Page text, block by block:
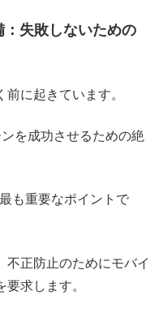
失敗しないための
に起きています。
を成功させるための絶
も重要なポイントで
不正防止のためにモバイ
求します。